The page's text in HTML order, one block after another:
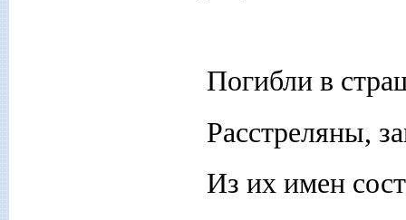
Погибли в
Расстреляны,
Из их имен